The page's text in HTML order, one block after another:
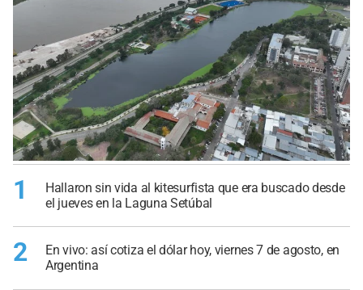
1
Hallaron sin vida al kitesurfista que era buscado desde
el jueves en la Laguna Setúbal
2
En vivo: así cotiza el dólar hoy, viernes 7 de agosto, en
Argentina